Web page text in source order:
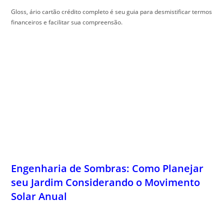
Gloss, ário cartão crédito completo é seu guia para desmistificar termos
financeiros e facilitar sua compreensão.
Engenharia de Sombras: Como Planejar
seu Jardim Considerando o Movimento
Solar Anual